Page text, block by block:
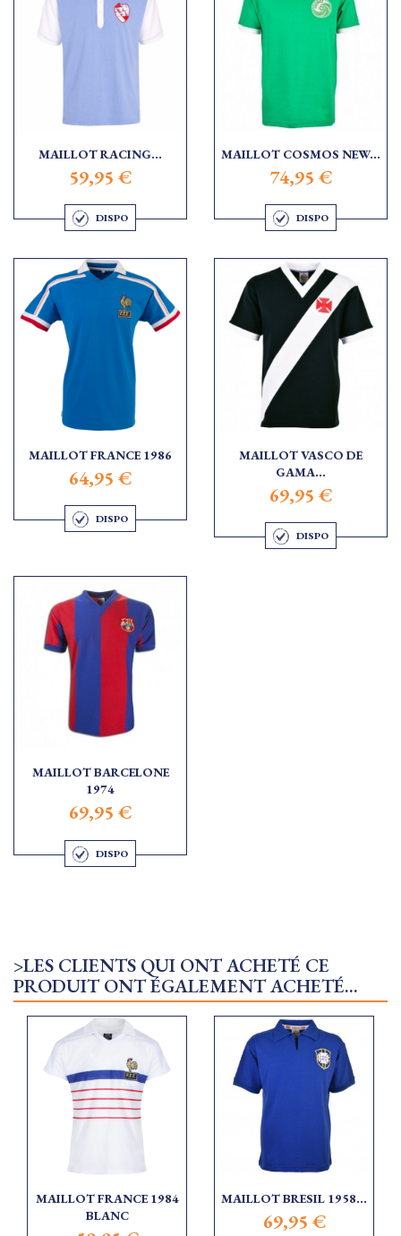
MAILLOT RACING...
59,95 €
DISPO
MAILLOT COSMOS NEW...
74,95 €
DISPO
MAILLOT FRANCE 1986
64,95 €
DISPO
MAILLOT VASCO DE
GAMA...
69,95 €
DISPO
MAILLOT BARCELONE
1974
69,95 €
DISPO
>LES CLIENTS QUI ONT ACHETÉ CE
PRODUIT ONT ÉGALEMENT ACHETÉ...
MAILLOT FRANCE 1984
BLANC
MAILLOT BRESIL 1958...
69,95 €